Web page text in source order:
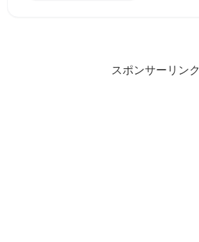
スポンサーリンク